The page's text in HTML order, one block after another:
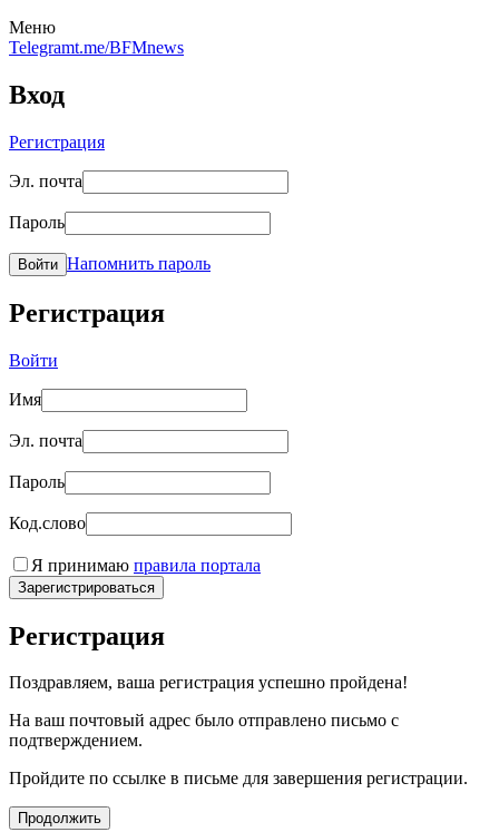
Меню
Telegramt.me/BFMnews
Вход
Регистрация
Эл. почта
Пароль
Войти Напомнить пароль
Регистрация
Войти
Имя
Эл. почта
Пароль
Код.слово
Я принимаю правила портала
Зарегистрироваться
Регистрация
Поздравляем, ваша регистрация успешно пройдена!
На ваш почтовый адрес было отправлено письмо с
подтверждением.
Пройдите по ссылке в письме для завершения регистрации.
Продолжить